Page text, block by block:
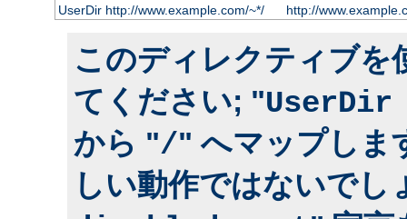
UserDir http://www.example.com/~*/
http://
このディレクティブを
てください; "
から "/" へマップしま
しい動作ではないでし